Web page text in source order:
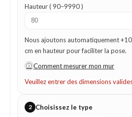
Hauteur ( 90–9990 )
Nous ajoutons automatiquement
cm en hauteur pour faciliter la pose.
ⓘ Comment mesurer mon mur
Veuillez entrer des dimensions
2 Choisissez le type